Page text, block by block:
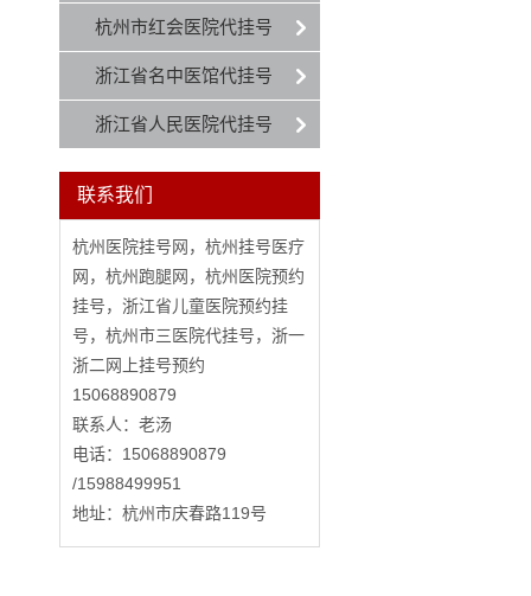
杭州市红会医院代挂号
浙江省名中医馆代挂号
浙江省人民医院代挂号
联系我们
杭州医院挂号网，杭州挂号医疗
网，杭州跑腿网，杭州医院预约
挂号，浙江省儿童医院预约挂
号，杭州市三医院代挂号，浙一
浙二网上挂号预约
15068890879
联系人：老汤
电话：15068890879
/15988499951
地址：杭州市庆春路119号